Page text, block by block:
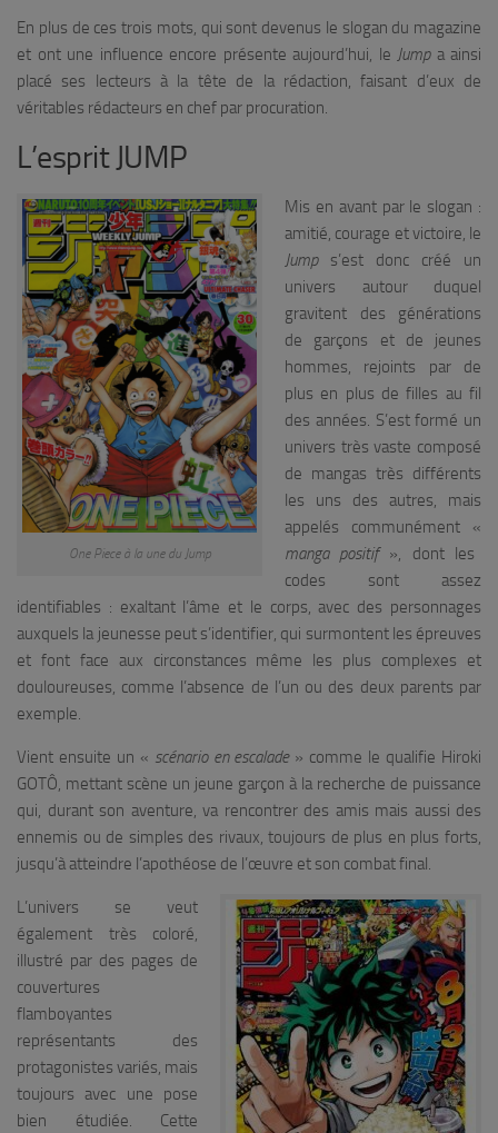
En plus de ces trois mots, qui sont devenus le slogan du magazine
et ont une influence encore présente aujourd’hui, le Jumpa ainsi
placé ses lecteurs à la tête de la rédaction, faisant d’eux de
véritables rédacteurs en chef par procuration.
L’esprit JUMP
One Piece à la une du Jump
Mis en avant par le slogan :
amitié, courage et victoire, le
Jumps’est donc créé un
univers autour duquel
gravitent des générations
de garçons et de jeunes
hommes, rejoints par de
plus en plus de filles au fil
des années. S’est formé un
univers très vaste composé
de mangas très différents
les uns des autres, mais
appelés communément «
manga positif», dont les
codes sont assez
identifiables : exaltant l’âme et le corps, avec des personnages
auxquels la jeunesse peut s’identifier, qui surmontent les épreuves
et font face aux circonstances même les plus complexes et
douloureuses, comme l’absence de l’un ou des deux parents par
exemple.
Vient ensuite un « scénario en escalade» comme le qualifie Hiroki
GOTÔ, mettant scène un jeune garçon à la recherche de puissance
qui, durant son aventure, va rencontrer des amis mais aussi des
ennemis ou de simples des rivaux, toujours de plus en plus forts,
jusqu’à atteindre l’apothéose de l’œuvre et son combat final.
L’univers se veut
également très coloré,
illustré par des pages de
couvertures
flamboyantes
représentants des
protagonistes variés, mais
toujours avec une pose
bien étudiée. Cette